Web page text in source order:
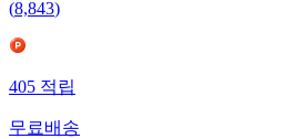
(8,843)
405 적립
무료배송